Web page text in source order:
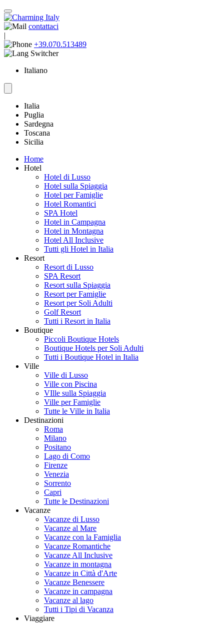
contattaci
|
+39.070.513489
Italiano
Italia
Puglia
Sardegna
Toscana
Sicilia
Home
Hotel
Hotel di Lusso
Hotel sulla Spiaggia
Hotel per Famiglie
Hotel Romantici
SPA Hotel
Hotel in Campagna
Hotel in Montagna
Hotel All Inclusive
Tutti gli Hotel in Italia
Resort
Resort di Lusso
SPA Resort
Resort sulla Spiaggia
Resort per Famiglie
Resort per Soli Adulti
Golf Resort
Tutti i Resort in Italia
Boutique
Piccoli Boutique Hotels
Boutique Hotels per Soli Adulti
Tutti i Boutique Hotel in Italia
Ville
Ville di Lusso
Ville con Piscina
VIlle sulla Spiaggia
Ville per Famiglie
Tutte le Ville in Italia
Destinazioni
Roma
Milano
Positano
Lago di Como
Firenze
Venezia
Sorrento
Capri
Tutte le Destinazioni
Vacanze
Vacanze di Lusso
Vacanze al Mare
Vacanze con la Famiglia
Vacanze Romantiche
Vacanze All Inclusive
Vacanze in montagna
Vacanze in Città d'Arte
Vacanze Benessere
Vacanze in campagna
Vacanze al lago
Tutti i Tipi di Vacanza
Viaggiare